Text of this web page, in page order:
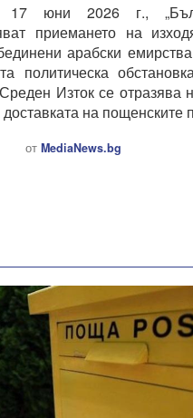
юни 2026 г.,
приемането на
арабски
политическа
Изток се отразява
на пощенските
от MediaNews.bg